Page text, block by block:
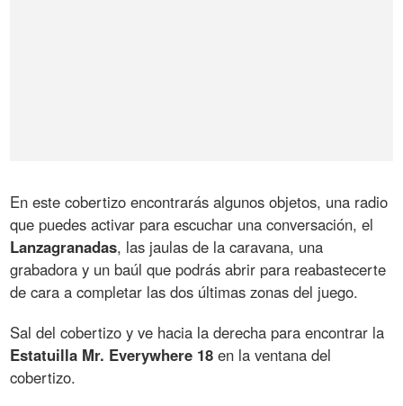
En este cobertizo encontrarás algunos objetos, una radio
que puedes activar para escuchar una conversación, el
Lanzagranadas, las jaulas de la caravana, una
grabadora y un baúl que podrás abrir para reabastecerte
de cara a completar las dos últimas zonas del juego.
Sal del cobertizo y ve hacia la derecha para encontrar la
Estatuilla Mr. Everywhere 18 en la ventana del
cobertizo.